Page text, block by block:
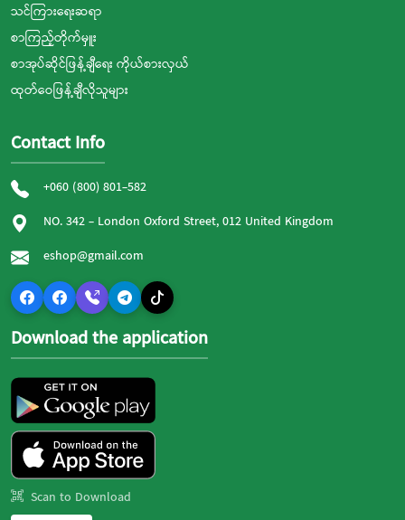
သင်ကြားရေးဆရာ
စာကြည့်တိုက်မှူး
စာအုပ်ဆိုင်ဖြန့်ချီရေး ကိုယ်စားလှယ်
ထုတ်ဝေဖြန့်ချီလိုသူများ
Contact Info
+060 (800) 801-582
NO. 342 - London Oxford Street, 012 United Kingdom
eshop@gmail.com
Download the application
Scan to Download